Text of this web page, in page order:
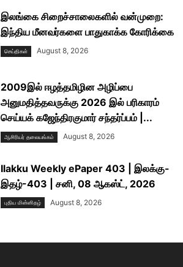
இலங்கை சிறைச்சாலைகளில் வன்முறை:
இந்திய மீனவர்களை பாதுகாக்க கோரிக்கை
செய்திகள் August 8, 2026
2009இல் ஈழத்தமிழின அழிப்பை
அனுமதித்தவருக்கு 2026 இல் பரிகாரம்
செய்யக் கஜேந்திரகுமார் சந்தர்ப்பம் |...
ஆசிரியர் தலையங்கம் August 8, 2026
Ilakku Weekly ePaper 403 | இலக்கு-
இதழ்-403 | சனி, 08 ஆகஸ்ட், 2026
புதிய மின்னிதழ் August 8, 2026